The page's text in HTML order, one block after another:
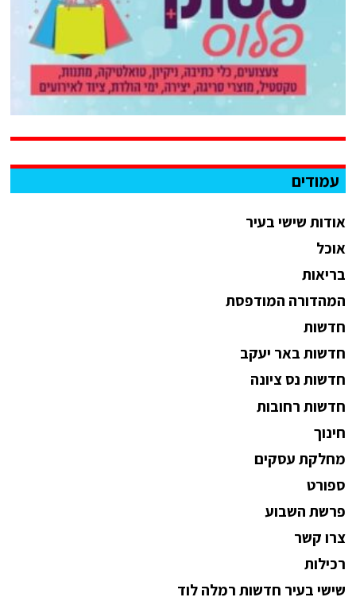
עמודים
אודות שישי בעיר
אוכל
בריאות
המהדורה המודפסת
חדשות
חדשות באר יעקב
חדשות נס ציונה
חדשות רחובות
חינוך
מחלקת עסקים
ספורט
פרשת השבוע
צרו קשר
רכילות
שישי בעיר חדשות רמלה לוד